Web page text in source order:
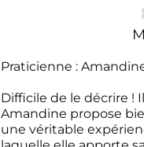
Praticienne :
Difficile de le décrire !
Amandine propose
une véritable